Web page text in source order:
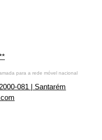
para a rede móvel nacional
081 | Santarém